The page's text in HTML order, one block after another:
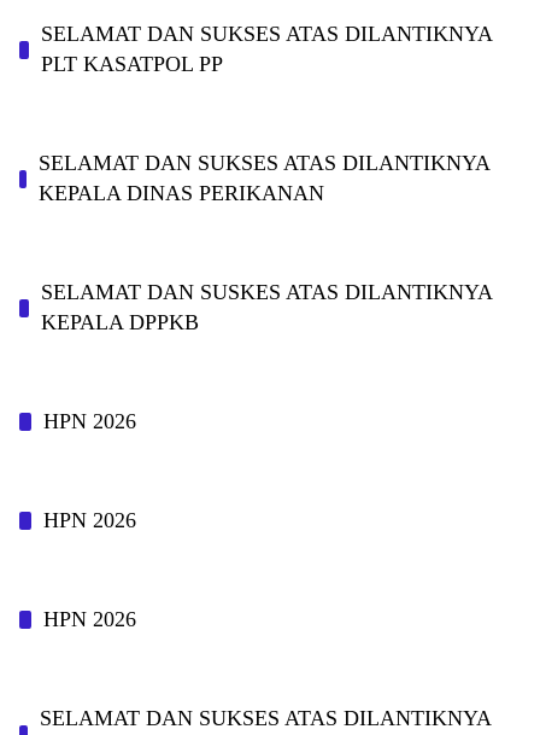
SELAMAT DAN SUKSES ATAS DILANTIKNYA
PLT KASATPOL PP
SELAMAT DAN SUKSES ATAS DILANTIKNYA
KEPALA DINAS PERIKANAN
SELAMAT DAN SUSKES ATAS DILANTIKNYA
KEPALA DPPKB
HPN 2026
HPN 2026
HPN 2026
SELAMAT DAN SUKSES ATAS DILANTIKNYA